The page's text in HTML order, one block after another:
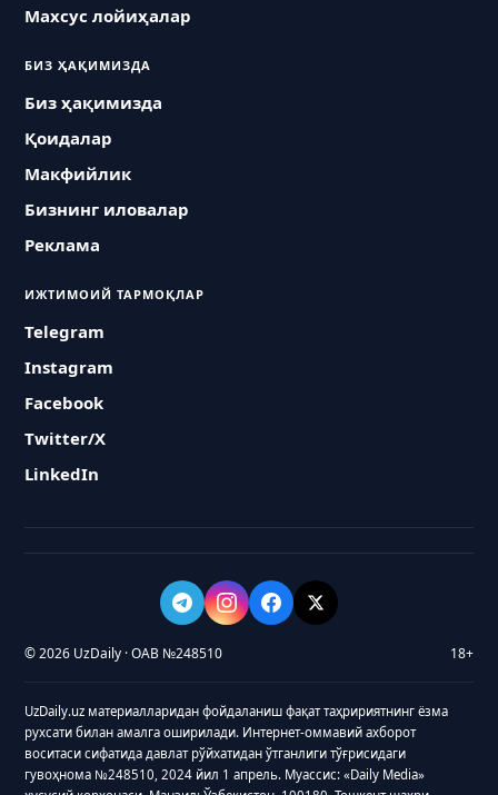
Махсус лойиҳалар
БИЗ ҲАҚИМИЗДА
Биз ҳақимизда
Қоидалар
Макфийлик
Бизнинг иловалар
Реклама
ИЖТИМОИЙ ТАРМОҚЛАР
Telegram
Instagram
Facebook
Twitter/X
LinkedIn
© 2026 UzDaily · ОАВ №248510 18+
UzDaily.uz материалларидан фойдаланиш фақат таҳририятнинг ёзма
рухсати билан амалга оширилади. Интернет-оммавий ахборот
воситаси сифатида давлат рўйхатидан ўтганлиги тўғрисидаги
гувоҳнома №248510, 2024 йил 1 апрель. Муассис: «Daily Media»